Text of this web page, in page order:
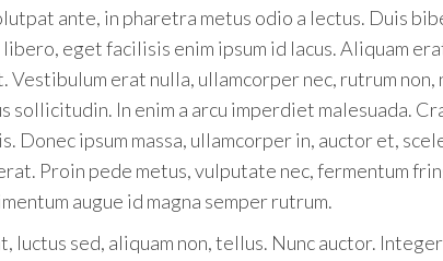
ante, in pharetra metus odio a lectus. Duis
libero, eget facilisis enim ipsum id lacus. Aliquam
erat nulla, ullamcorper nec, rutrum non,
sollicitudin. In enim a arcu imperdiet malesuada.
Donec ipsum massa, ullamcorper in, auctor et,
Proin pede metus, vulputate nec, fermentum
augue id magna semper rutrum.
sed, aliquam non, tellus. Nunc auctor.